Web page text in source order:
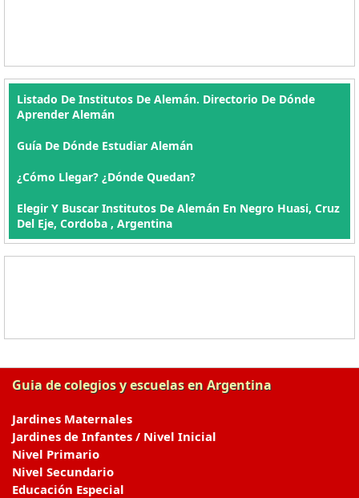
Listado De Institutos De Alemán. Directorio De Dónde
Aprender Alemán
Guía De Dónde Estudiar Alemán
¿Cómo Llegar? ¿Dónde Quedan?
Elegir Y Buscar Institutos De Alemán En Negro Huasi, Cruz
Del Eje, Cordoba , Argentina
Guia de colegios y escuelas en Argentina
Jardines Maternales
Jardines de Infantes / Nivel Inicial
Nivel Primario
Nivel Secundario
Educación Especial